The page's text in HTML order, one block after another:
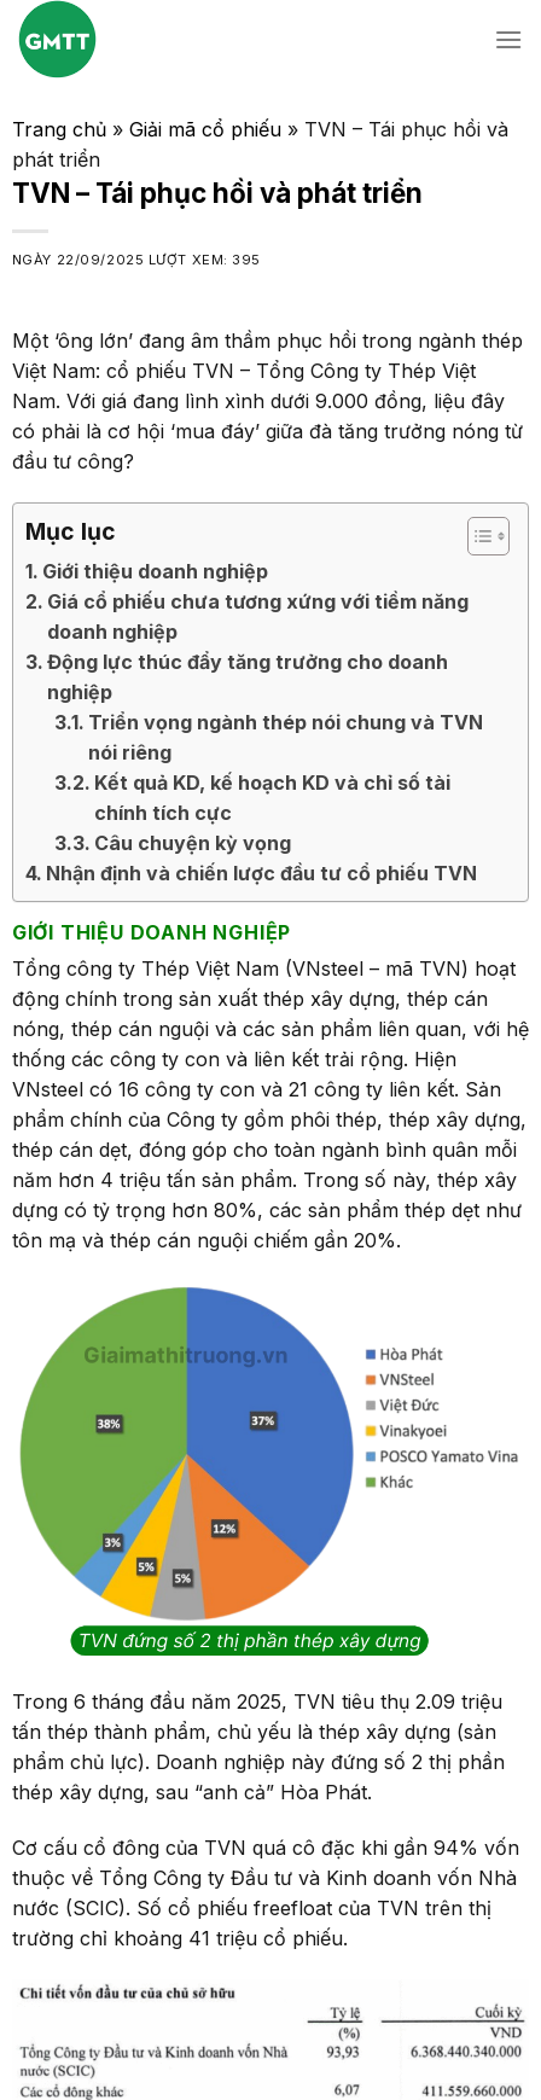
Skip
content
Trang chủ» Giải mã cổ phiếu» TVN – Tái phục hồi và
phát triển
TVN – Tái phục hồi và phát triển
NGÀY 22/09/2025 LƯỢT XEM: 395
Một ‘ông lớn’ đang âm thầm phục hồi trong ngành thép
Việt Nam: cổ phiếu TVN – Tổng Công ty Thép Việt
Nam. Với giá đang lình xình dưới 9.000 đồng, liệu đây
có phải là cơ hội ‘mua đáy’ giữa đà tăng trưởng nóng từ
đầu tư công?
Mục lục
Giới thiệu doanh nghiệp
Giá cổ phiếu chưa tương xứng với tiềm năng
doanh nghiệp
Động lực thúc đẩy tăng trưởng cho doanh
nghiệp
Triển vọng ngành thép nói chung và TVN
nói riêng
Kết quả KD, kế hoạch KD và chỉ số tài
chính tích cực
Câu chuyện kỳ vọng
Nhận định và chiến lược đầu tư cổ phiếu TVN
GIỚI THIỆU DOANH NGHIỆP
Tổng công ty Thép Việt Nam (VNsteel – mã TVN) hoạt
động chính trong sản xuất thép xây dựng, thép cán
nóng, thép cán nguội và các sản phẩm liên quan, với hệ
thống các công ty con và liên kết trải rộng. Hiện
VNsteel có 16 công ty con và 21 công ty liên kết. Sản
phẩm chính của Công ty gồm phôi thép, thép xây dựng,
thép cán dẹt, đóng góp cho toàn ngành bình quân mỗi
năm hơn 4 triệu tấn sản phẩm. Trong số này, thép xây
dựng có tỷ trọng hơn 80%, các sản phẩm thép dẹt như
tôn mạ và thép cán nguội chiếm gần 20%.
Trong 6 tháng đầu năm 2025, TVN tiêu thụ 2.09 triệu
tấn thép thành phẩm, chủ yếu là thép xây dựng (sản
phẩm chủ lực). Doanh nghiệp này đứng số 2 thị phần
thép xây dựng, sau “anh cả” Hòa Phát.
Cơ cấu cổ đông của TVN quá cô đặc khi gần 94% vốn
thuộc về Tổng Công ty Đầu tư và Kinh doanh vốn Nhà
nước (SCIC). Số cổ phiếu freefloat của TVN trên thị
trường chỉ khoảng 41 triệu cổ phiếu.